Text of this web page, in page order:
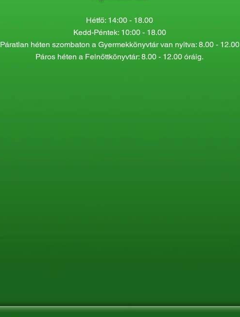
Hétfő: 14:00 - 18.00
Kedd-Péntek: 10:00 - 18.00
Páratlan héten szombaton a Gyermekkönyvtár van nyitva: 8.00 - 12.00
Páros héten a Felnőttkönyvtár: 8.00 - 12.00 óráig.